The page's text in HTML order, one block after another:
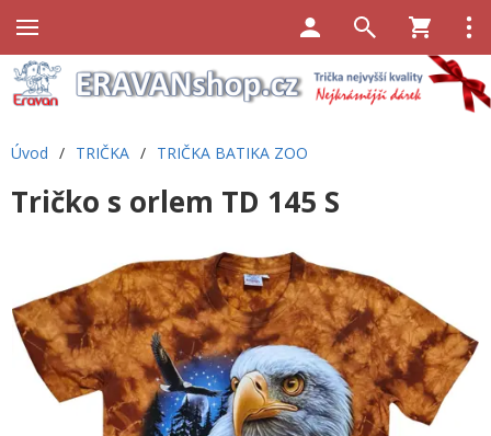
Úvod / TRIČKA / TRIČKA BATIKA ZOO
Tričko s orlem TD 145 S